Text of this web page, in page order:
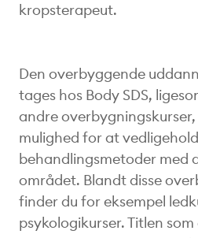
kropsterapeut.
Den overbyggende
tages hos Body SDS,
andre
mulighed for at
behandlingsmetoder med
området. Blandt disse
finder du for eksempel
psykologikurser. Titlen